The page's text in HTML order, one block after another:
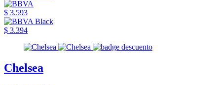
$ 3.593
$ 3.394
Chelsea